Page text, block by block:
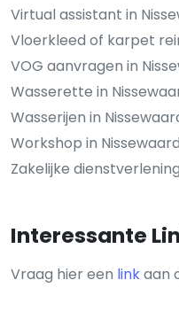
Virtual assistant in
Vloerkleed of karpet
VOG aanvragen in
Wasserette in
Wasserijen in
Workshop in Nissewaard
Zakelijke
Interessante
Vraag hier een linkaan